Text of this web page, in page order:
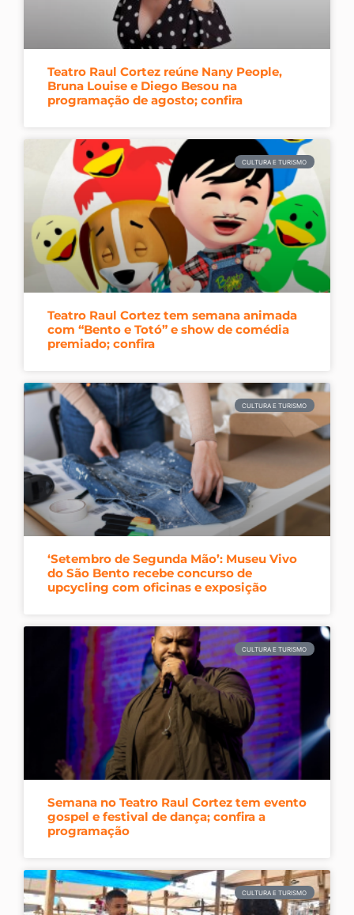
Teatro Raul Cortez reúne Nany People,
Bruna Louise e Diego Besou na
programação de agosto; confira
CULTURA E TURISMO
Teatro Raul Cortez tem semana animada
com “Bento e Totó” e show de comédia
premiado; confira
CULTURA E TURISMO
‘Setembro de Segunda Mão’: Museu Vivo
do São Bento recebe concurso de
upcycling com oficinas e exposição
CULTURA E TURISMO
Semana no Teatro Raul Cortez tem evento
gospel e festival de dança; confira a
programação
CULTURA E TURISMO